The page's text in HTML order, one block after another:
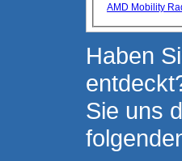
AMD Mobility
Haben
Sie uns